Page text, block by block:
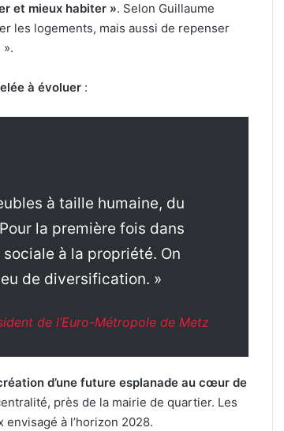
et mieux habiter ». Selon Guillaume
les logements, mais aussi de repenser
à évoluer:
à taille humaine, du
la première fois dans
sociale à la propriété. On
de diversification. »
de l’Euro-Métropole de Metz
d’une future esplanade au cœur de
près de la mairie de quartier. Les
à l’horizon 2028.